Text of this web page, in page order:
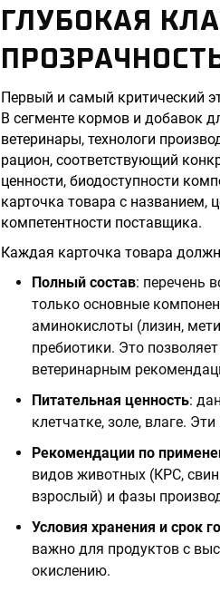
ГЛУБОКАЯ
Первый и самый критический
В сегменте кормов и добавок
ветеринары, технологи
рацион, соответствующий
ценности, биодоступности
карточка товара с названием,
компетентности поставщика.
Каждая карточка товара
Полный состав: перечень
только основные
аминокислоты (лизин,
пребиотики. Это
ветеринарным
Питательная ценность:
клетчатке, золе, влаге.
Рекомендации по
видов животных (КРС,
взрослый) и фазы
Условия хранения и срок
важно для продуктов с
окислению.